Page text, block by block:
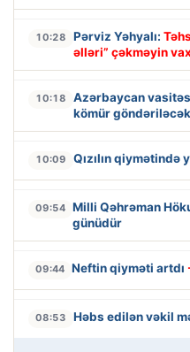
10:28 Pərviz Yəhyalı:
əlləri” çəkməyin
10:18
Azərbaycan
kömür göndəriləcək
10:09 Qızılın qiymətində
09:54 Milli Qəhrəman
günüdür
09:44 Neftin qiyməti artdı
08:53 Həbs edilən vəkil